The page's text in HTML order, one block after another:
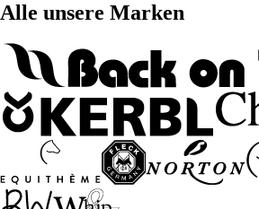
Alle unsere Marken